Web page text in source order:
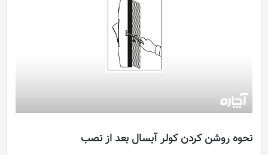
نحوه روشن کردن کولر آبسال بعد از نصب